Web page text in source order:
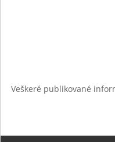
Veškeré publikované